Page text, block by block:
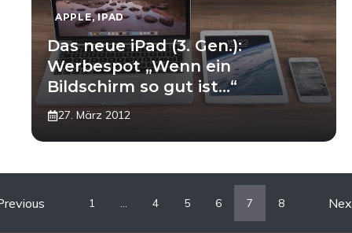
APPLE,IPAD
Das neue iPad (3. Gen.):
Werbespot „Wenn ein
Bildschirm so gut ist…“
27. März 2012
1 … 4 5 6 7 8